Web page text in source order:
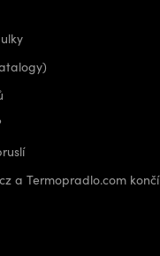
a Termopradlo.com končí